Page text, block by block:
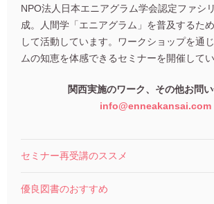
NPO法人日本エニアグラム学会認定ファシ
成。人間学「エニアグラム」を普及するた
して活動しています。ワークショップを通
ムの知恵を体感できるセミナーを開催してい
関西実施のワーク、その他お問
info@enneakansai.com
セミナー再受講のススメ
優良図書のおすすめ